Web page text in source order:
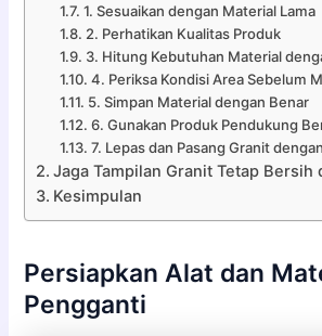
1. Sesuaikan dengan Material Lama
2. Perhatikan Kualitas Produk
3. Hitung Kebutuhan Material
4. Periksa Kondisi Area Sebelum
5. Simpan Material dengan Benar
6. Gunakan Produk Pendukung
7. Lepas dan Pasang Granit
Jaga Tampilan Granit Tetap Bersih
Kesimpulan
Persiapkan Alat dan
Pengganti